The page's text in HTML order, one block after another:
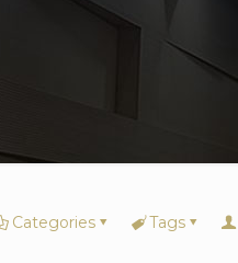
Categories Tags